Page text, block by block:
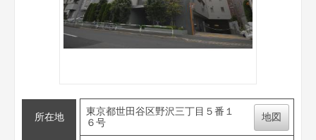
所在地
東京都世田谷区野沢三丁目５番１
６号
地図